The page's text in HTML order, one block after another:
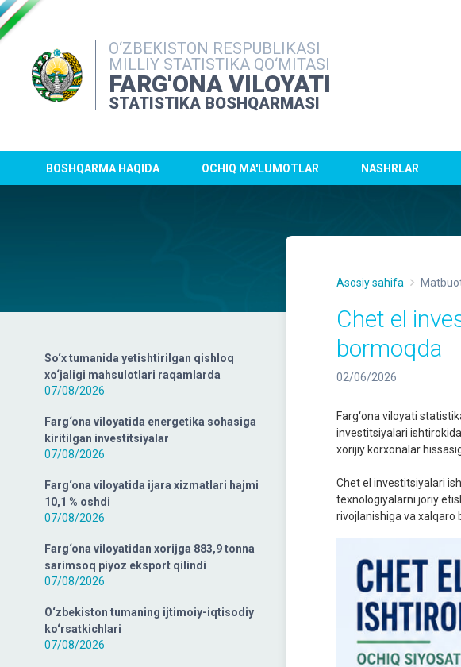
O‘ZBEKISTON RESPUBLIKASI
MILLIY STATISTIKA QO‘MITASI
FARG'ONA VILOYATI
STATISTIKA BOSHQARMASI
BOSHQARMA HAQIDA OCHIQ MA'LUMOTLAR NASHRLAR
So‘x tumanida yetishtirilgan qishloq
xo‘jaligi mahsulotlari raqamlarda
07/08/2026
Farg‘ona viloyatida energetika sohasiga
kiritilgan investitsiyalar
07/08/2026
Farg‘ona viloyatida ijara xizmatlari hajmi
10,1 % oshdi
07/08/2026
Farg‘ona viloyatidan xorijga 883,9 tonna
sarimsoq piyoz eksport qilindi
07/08/2026
O‘zbekiston tumaning ijtimoiy-iqtisodiy
ko‘rsatkichlari
07/08/2026
Asosiy sahifa
Chet el
bormoqda
02/06/2026
Farg‘ona viloyati
investitsiyalari
xorijiy korxonalar
Chet el investitsiyalari
texnologiyalarni joriy
rivojlanishiga va xalqaro